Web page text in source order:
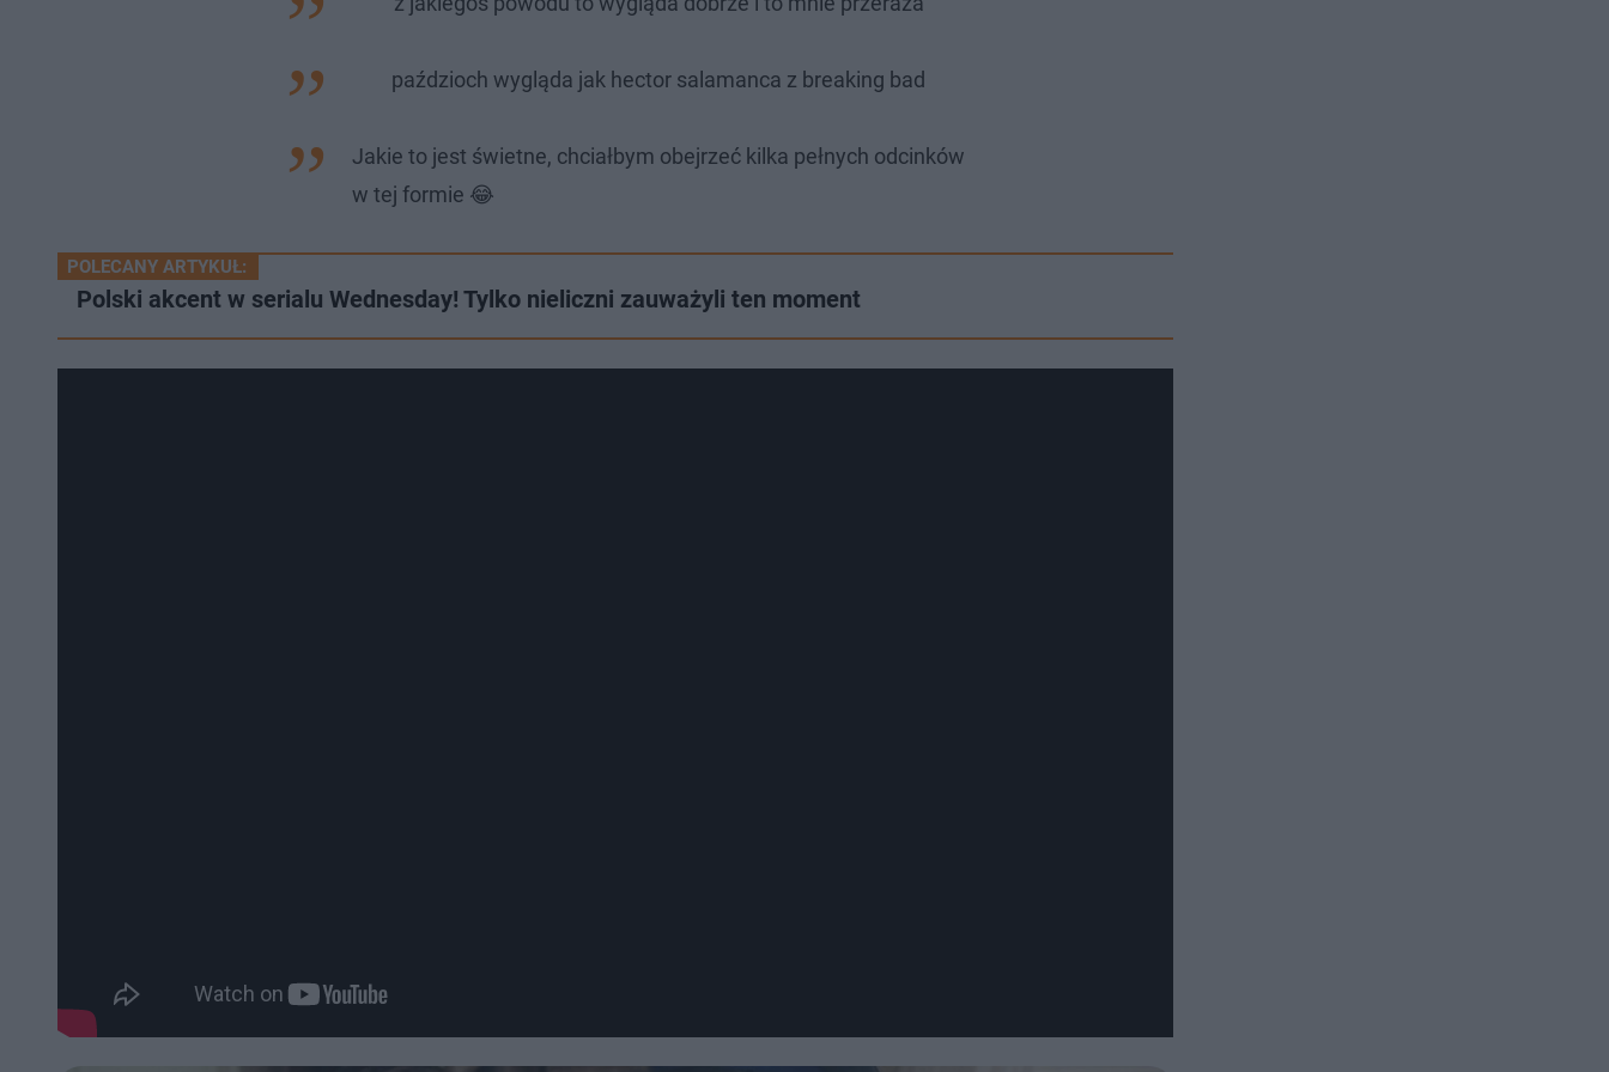
paździoch wygląda jak hector salamanca z breaking bad
Jakie to jest świetne, chciałbym obejrzeć kilka pełnych odcinków
w tej formie 😂
POLECANY ARTYKUŁ:
Polski akcent w serialu Wednesday! Tylko nieliczni zauważyli ten moment